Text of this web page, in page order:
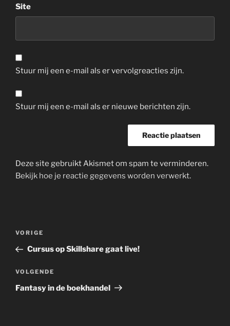
Site
Stuur mij een e-mail als er vervolgreacties zijn.
Stuur mij een e-mail als er nieuwe berichten zijn.
Deze site gebruikt Akismet om spam te verminderen.
Bekijk hoe je reactie gegevens worden verwerkt.
Bericht
Vorig
bericht
VORIGE
Cursus op Skillshare gaat live!
Volgend
bericht
VOLGENDE
Fantasy in de boekhandel